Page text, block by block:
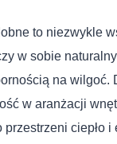
to niezwykle
w sobie
na wilgoć.
w aranżacji
ciepło i